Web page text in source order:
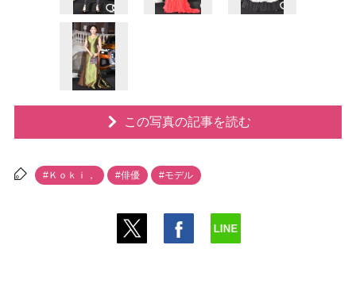
この写真の記事を読む
#Ｋｏｋｉ， #俳優 #モデル